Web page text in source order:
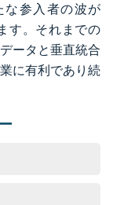
な参入者の波が
す。それまでの
ータと垂直統合
に有利であり続